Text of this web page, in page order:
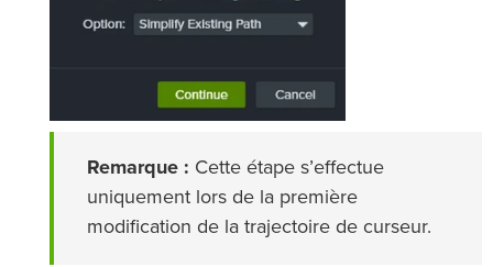
Remarque : Cette étape s’effectue
uniquement lors de la première
modification de la trajectoire de curseur.